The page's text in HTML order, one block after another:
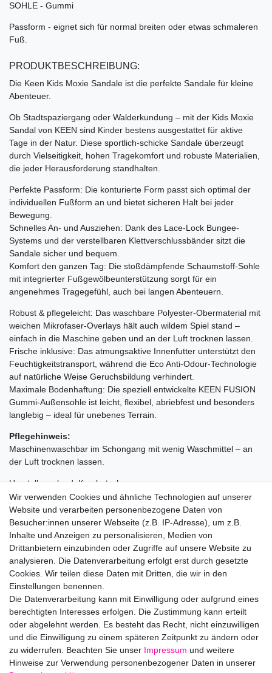
SOHLE - Gummi
Passform - eignet sich für normal breiten oder etwas schmaleren
Fuß.
PRODUKTBESCHREIBUNG:
Die Keen Kids Moxie Sandale ist die perfekte Sandale für kleine
Abenteuer.
Ob Stadtspaziergang oder Walderkundung – mit der Kids Moxie
Sandal von KEEN sind Kinder bestens ausgestattet für aktive
Tage in der Natur. Diese sportlich-schicke Sandale überzeugt
durch Vielseitigkeit, hohen Tragekomfort und robuste Materialien,
die jeder Herausforderung standhalten.
Perfekte Passform: Die konturierte Form passt sich optimal der
individuellen Fußform an und bietet sicheren Halt bei jeder
Bewegung.
Schnelles An- und Ausziehen: Dank des Lace-Lock Bungee-
Systems und der verstellbaren Klettverschlussbänder sitzt die
Sandale sicher und bequem.
Komfort den ganzen Tag: Die stoßdämpfende Schaumstoff-Sohle
mit integrierter Fußgewölbeunterstützung sorgt für ein
angenehmes Tragegefühl, auch bei langen Abenteuern.
Robust & pflegeleicht: Das waschbare Polyester-Obermaterial mit
weichen Mikrofaser-Overlays hält auch wildem Spiel stand –
einfach in die Maschine geben und an der Luft trocknen lassen.
Frische inklusive: Das atmungsaktive Innenfutter unterstützt den
Feuchtigkeitstransport, während die Eco Anti-Odour-Technologie
auf natürliche Weise Geruchsbildung verhindert.
Maximale Bodenhaftung: Die speziell entwickelte KEEN FUSION
Gummi-Außensohle ist leicht, flexibel, abriebfest und besonders
langlebig – ideal für unebenes Terrain.
Pflegehinweis:
Maschinenwaschbar im Schongang mit wenig Waschmittel – an
der Luft trocknen lassen.
Herstellungsland: Kambotscha
Achtung:
Es kann zu Farbabweichungen bei der Darstellung der Bilder
kommen, je nach verwendeten Gerät oder
Bildschirmeinstellungen.
Hersteller: Keen Europe Outdoor BV, Vasteland 100, 3011 BP
Rotterdam, Niederlande
EU-Verantwortlicher: Keen Europe Outdoor BV, Vasteland 100,
3011 BP Rotterdam, Niederlande,
info.europe@keenfootwear.com
Wir verwenden Cookies und ähnliche Technologien auf unserer
Website und verarbeiten personenbezogene Daten von
Besucher:innen unserer Webseite (z.B. IP-Adresse), um z.B.
Inhalte und Anzeigen zu personalisieren, Medien von
Drittanbietern einzubinden oder Zugriffe auf unsere Website zu
analysieren. Die Datenverarbeitung erfolgt erst durch gesetzte
Cookies. Wir teilen diese Daten mit Dritten, die wir in den
Einstellungen benennen.
Die Datenverarbeitung kann mit Einwilligung oder aufgrund eines
berechtigten Interesses erfolgen. Die Zustimmung kann erteilt
oder abgelehnt werden. Es besteht das Recht, nicht einzuwilligen
und die Einwilligung zu einem späteren Zeitpunkt zu ändern oder
zu widerrufen. Beachten Sie unser Impressum und weitere
Hinweise zur Verwendung personenbezogener Daten in unserer